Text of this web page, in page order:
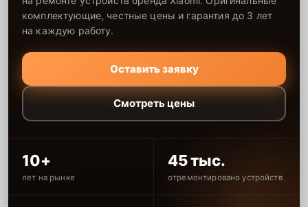
комплектующие, честные цены и гарантия до 3 лет
на каждую работу.
Оставить заявку
Смотреть цены
10+
лет на рынке
45 тыс.
отремонтировано устройств